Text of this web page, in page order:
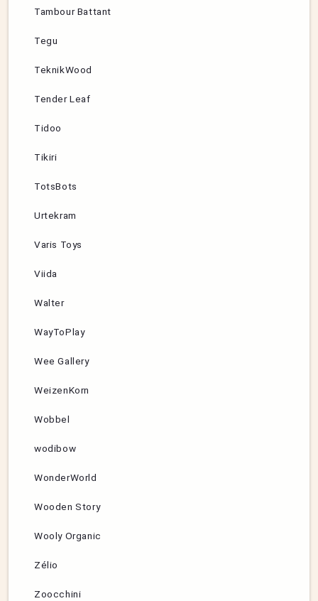
Tambour Battant
Tegu
TeknikWood
Tender Leaf
Tidoo
Tikiri
TotsBots
Urtekram
Varis Toys
Viida
Walter
WayToPlay
Wee Gallery
WeizenKorn
Wobbel
wodibow
WonderWorld
Wooden Story
Wooly Organic
Zélio
Zoocchini